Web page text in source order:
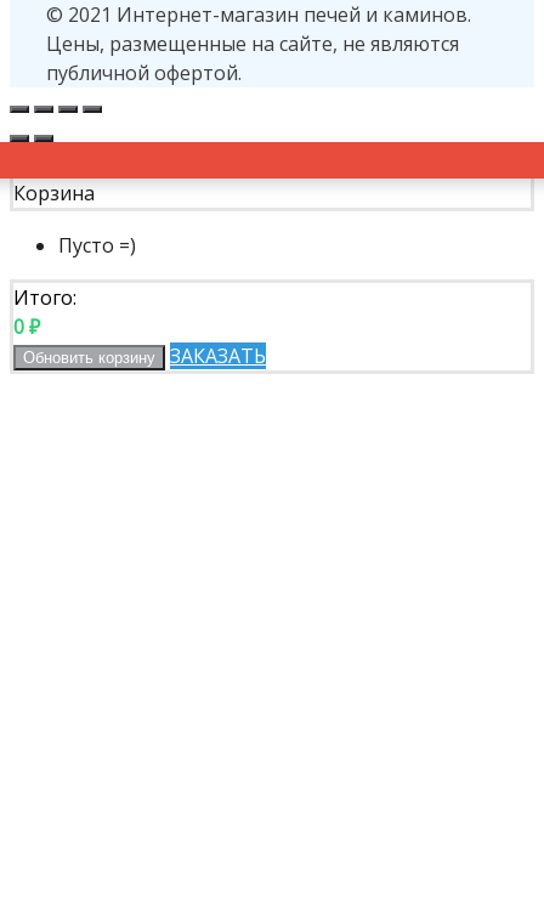
© 2021 Интернет-магазин печей и каминов.
Цены, размещенные на сайте, не являются
публичной офертой.
Корзина
Пусто =)
Итого:
0₽
Обновить корзину ЗАКАЗАТЬ